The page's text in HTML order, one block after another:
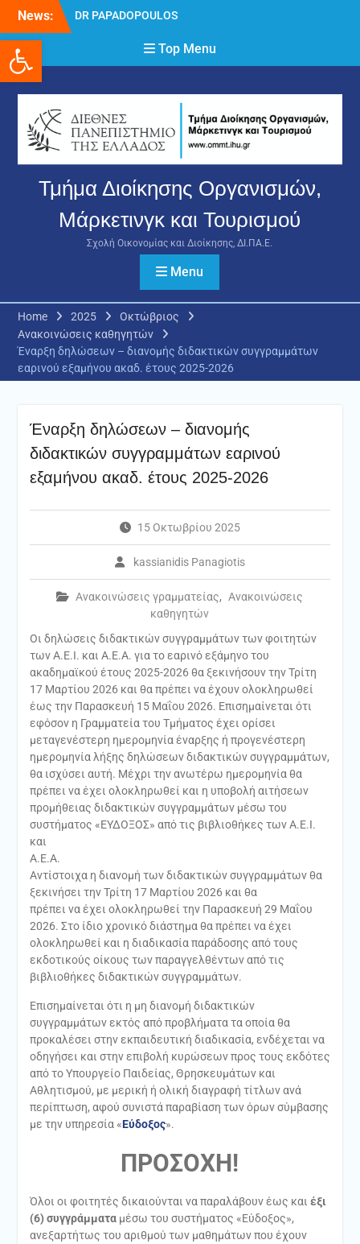
Ανοίξτε τη γραμμή εργαλείων
content
News:
DR PAPADOPOULOS
Δρ Παπαδόπουλος
Νικόλαος
δικαιολογητικών και
ενστάσεων για τη
χορήγηση του
στεγαστικού επιδόματος
ακαδημαϊκού έτους 2025-
2026.
Top Menu
Τμήμα Διοίκησης Οργανισμών,
Μάρκετινγκ και Τουρισμού
Σχολή Οικονομίας και Διοίκησης, ΔΙ.ΠΑ.Ε.
Menu
Home 2025
Οκτώβριος
Ανακοινώσεις καθηγητών
Έναρξη δηλώσεων – διανομής διδακτικών συγγραμμάτων
εαρινού εξαμήνου ακαδ. έτους 2025-2026
Έναρξη δηλώσεων – διανομής
διδακτικών συγγραμμάτων εαρινού
εξαμήνου ακαδ. έτους 2025-2026
15 Οκτωβρίου 2025
kassianidis Panagiotis
Ανακοινώσεις γραμματείας, Ανακοινώσεις
καθηγητών
Οι δηλώσεις διδακτικών συγγραμμάτων των φοιτητών
των Α.Ε.Ι. και Α.Ε.Α. για το εαρινό εξάμηνο του
ακαδημαϊκού έτους 2025-2026 θα ξεκινήσουν την Τρίτη
17 Μαρτίου 2026 και θα πρέπει να έχουν ολοκληρωθεί
έως την Παρασκευή 15 Μαΐου 2026. Επισημαίνεται ότι
εφόσον η Γραμματεία του Τμήματος έχει ορίσει
μεταγενέστερη ημερομηνία έναρξης ή προγενέστερη
ημερομηνία λήξης δηλώσεων διδακτικών συγγραμμάτων,
θα ισχύσει αυτή. Μέχρι την ανωτέρω ημερομηνία θα
πρέπει να έχει ολοκληρωθεί και η υποβολή αιτήσεων
προμήθειας διδακτικών συγγραμμάτων μέσω του
συστήματος «ΕΥΔΟΞΟΣ» από τις βιβλιοθήκες των Α.Ε.Ι.
και
Α.Ε.Α.
Αντίστοιχα η διανομή των διδακτικών συγγραμμάτων θα
ξεκινήσει την Τρίτη 17 Μαρτίου 2026 και θα
πρέπει να έχει ολοκληρωθεί την Παρασκευή 29 Μαΐου
2026. Στο ίδιο χρονικό διάστημα θα πρέπει να έχει
ολοκληρωθεί και η διαδικασία παράδοσης από τους
εκδοτικούς οίκους των παραγγελθέντων από τις
βιβλιοθήκες διδακτικών συγγραμμάτων.
Επισημαίνεται ότι η μη διανομή διδακτικών
συγγραμμάτων εκτός από προβλήματα τα οποία θα
προκαλέσει στην εκπαιδευτική διαδικασία, ενδέχεται να
οδηγήσει και στην επιβολή κυρώσεων προς τους εκδότες
από το Υπουργείο Παιδείας, Θρησκευμάτων και
Αθλητισμού, με μερική ή ολική διαγραφή τίτλων ανά
περίπτωση, αφού συνιστά παραβίαση των όρων σύμβασης
με την υπηρεσία «Εύδοξος».
ΠΡΟΣΟΧΗ!
Όλοι οι φοιτητές δικαιούνται να παραλάβουν έως και έξι
(6) συγγράμματαμέσω του συστήματος «Εύδοξος»,
ανεξαρτήτως του αριθμού των μαθημάτων που έχουν